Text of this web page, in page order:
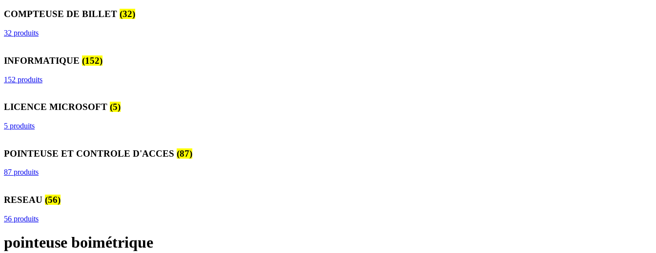
COMPTEUSE DE BILLET (32)
32 produits
INFORMATIQUE (152)
152 produits
LICENCE MICROSOFT (5)
5 produits
POINTEUSE ET CONTROLE D'ACCES (87)
87 produits
RESEAU (56)
56 produits
pointeuse boimétrique